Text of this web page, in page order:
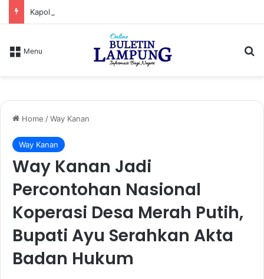
Menu
Home /Way Kanan
Way Kanan
Way Kanan Jadi
Percontohan Nasional
Koperasi Desa Merah Putih,
Bupati Ayu Serahkan Akta
Badan Hukum